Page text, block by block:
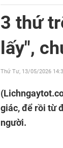
3 thứ
lấy",
Thứ Tư, 13/05/2026
giác, để rồi từ
người.